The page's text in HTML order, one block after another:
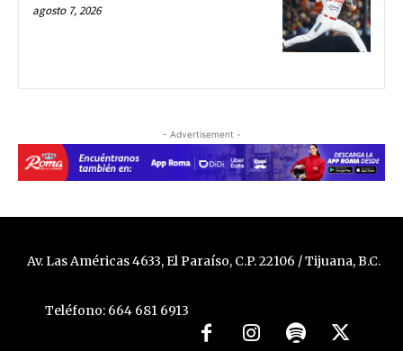
agosto 7, 2026
- Advertisement -
Av. Las Américas 4633, El Paraíso, C.P. 22106 / Tijuana, B.C.
Teléfono: 664 681 6913